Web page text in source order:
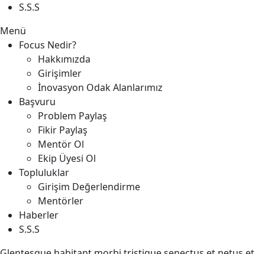
S.S.S
Menü
Focus Nedir?
Hakkımızda
Girişimler
İnovasyon Odak Alanlarımız
Başvuru
Problem Paylaş
Fikir Paylaş
Mentör Ol
Ekip Üyesi Ol
Topluluklar
Girişim Değerlendirme
Mentörler
Haberler
S.S.S